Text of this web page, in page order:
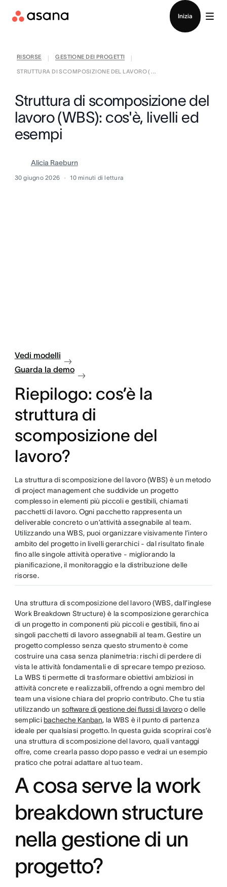
Inizia
RISORSE GESTIONE DEI PROGETTI
STRUTTURA DI SCOMPOSIZIONE DEL LAVORO ( ...
Struttura di scomposizione del
lavoro (WBS): cos'è, livelli ed
esempi
Alicia Raeburn
30 giugno 2026 10 minuti di lettura
Vedi modelli
Guarda la demo
Riepilogo: cos’è la
struttura di
scomposizione del
lavoro?
La struttura di scomposizione del lavoro (WBS) è un metodo
di project management che suddivide un progetto
complesso in elementi più piccoli e gestibili, chiamati
pacchetti di lavoro. Ogni pacchetto rappresenta un
deliverable concreto o un’attività assegnabile al team.
Utilizzando una WBS, puoi organizzare visivamente l’intero
ambito del progetto in livelli gerarchici - dal risultato finale
fino alle singole attività operative - migliorando la
pianificazione, il monitoraggio e la distribuzione delle
risorse.
Una struttura di scomposizione del lavoro (WBS, dall’inglese
Work Breakdown Structure) è la scomposizione gerarchica
di un progetto in componenti più piccoli e gestibili, fino ai
singoli pacchetti di lavoro assegnabili al team. Gestire un
progetto complesso senza questo strumento è come
costruire una casa senza planimetria: rischi di perdere di
vista le attività fondamentali e di sprecare tempo prezioso.
La WBS ti permette di trasformare obiettivi ambiziosi in
attività concrete e realizzabili, offrendo a ogni membro del
team una visione chiara del proprio contributo. Che tu stia
utilizzando un software di gestione dei flussi di lavoroo delle
semplici bacheche Kanban, la WBS è il punto di partenza
ideale per qualsiasi progetto. In questa guida scoprirai cos’è
una struttura di scomposizione del lavoro, quali vantaggi
offre, come crearla passo dopo passo e vedrai un esempio
pratico che potrai adattare al tuo team.
A cosa serve la work
breakdown structure
nella gestione di un
progetto?